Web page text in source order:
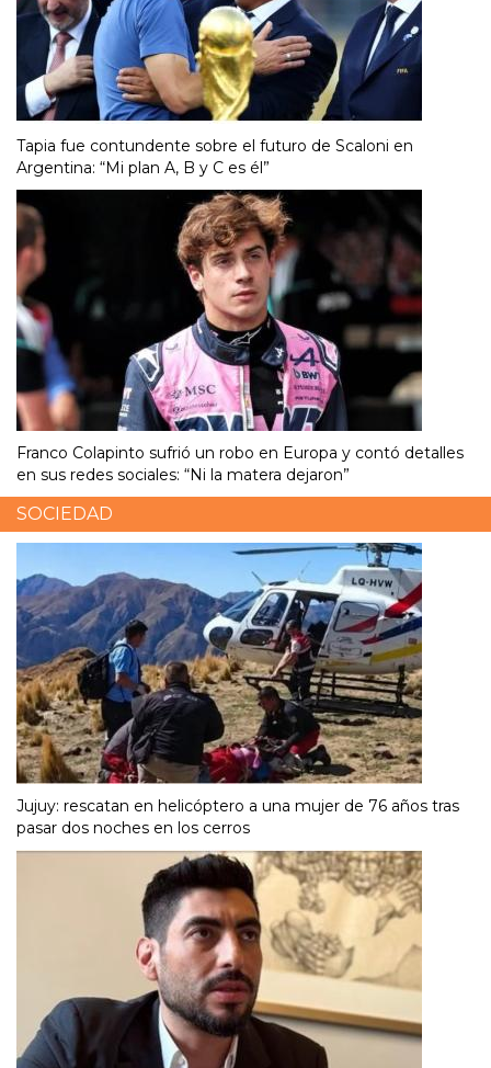
Tapia fue contundente sobre el futuro de Scaloni en
Argentina: “Mi plan A, B y C es él”
Franco Colapinto sufrió un robo en Europa y contó detalles
en sus redes sociales: “Ni la matera dejaron”
SOCIEDAD
Jujuy: rescatan en helicóptero a una mujer de 76 años tras
pasar dos noches en los cerros